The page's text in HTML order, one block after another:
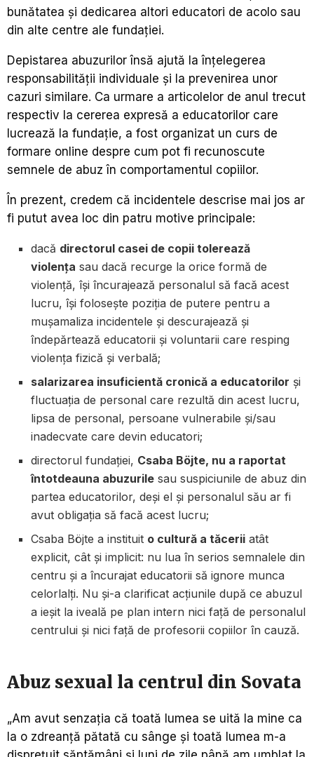
bunătatea și dedicarea altori educatori de acolo sau
din alte centre ale fundației.
Depistarea abuzurilor însă ajută la înțelegerea
responsabilității individuale și la prevenirea unor
cazuri similare. Ca urmare a articolelor de anul trecut
respectiv la cererea expresă a educatorilor care
lucrează la fundație, a fost organizat un curs de
formare online despre cum pot fi recunoscute
semnele de abuz în comportamentul copiilor.
În prezent, credem că incidentele descrise mai jos ar
fi putut avea loc din patru motive principale:
dacă directorul casei de copii tolerează
violența sau dacă recurge la orice formă de
violență, își încurajează personalul să facă acest
lucru, își folosește poziția de putere pentru a
mușamaliza incidentele și descurajează și
îndepărtează educatorii și voluntarii care resping
violența fizică și verbală;
salarizarea insuficientă cronică a educatorilor și
fluctuația de personal care rezultă din acest lucru,
lipsa de personal, persoane vulnerabile și/sau
inadecvate care devin educatori;
directorul fundației, Csaba Böjte, nu a raportat
întotdeauna abuzurile sau suspiciunile de abuz din
partea educatorilor, deși el și personalul său ar fi
avut obligația să facă acest lucru;
Csaba Böjte a instituit o cultură a tăcerii atât
explicit, cât și implicit: nu lua în serios semnalele din
centru și a încurajat educatorii să ignore munca
celorlalți. Nu și-a clarificat acțiunile după ce abuzul
a ieșit la iveală pe plan intern nici față de personalul
centrului și nici față de profesorii copiilor în cauză.
Abuz sexual la centrul din Sovata
„Am avut senzația că toată lumea se uită la mine ca
la o zdreanță pătată cu sânge și toată lumea m-a